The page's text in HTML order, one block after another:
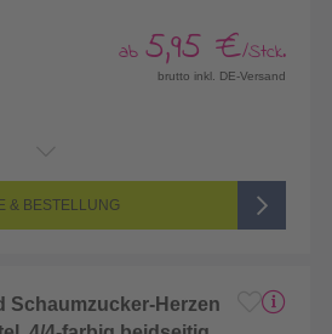
ab 5,95 €/Stck.
brutto inkl. DE-Versand
& BESTELLUNG
Schaumzucker-Herzen